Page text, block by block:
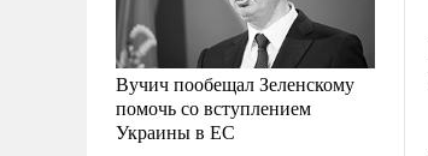
Вучич пообещал Зеленскому
помочь со вступлением
Украины в ЕС